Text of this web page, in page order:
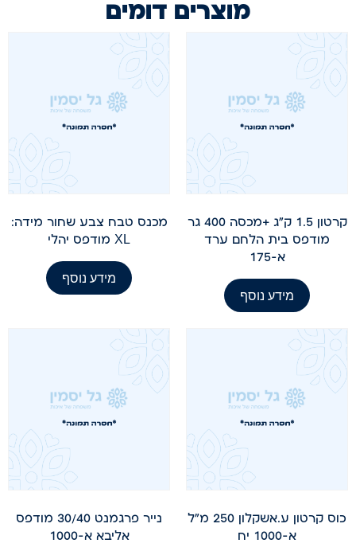
מוצרים דומים
קרטון 1.5 ק"ג +מכסה 400 גר
מודפס בית הלחם ערד
א-175
מידע נוסף
מכנס טבח צבע שחור מידה:
XL מודפס יהלי
מידע נוסף
כוס קרטון ע.אשקלון 250 מ"ל
א-1000 יח
נייר פרגמנט 30/40 מודפס
אליבא א-1000